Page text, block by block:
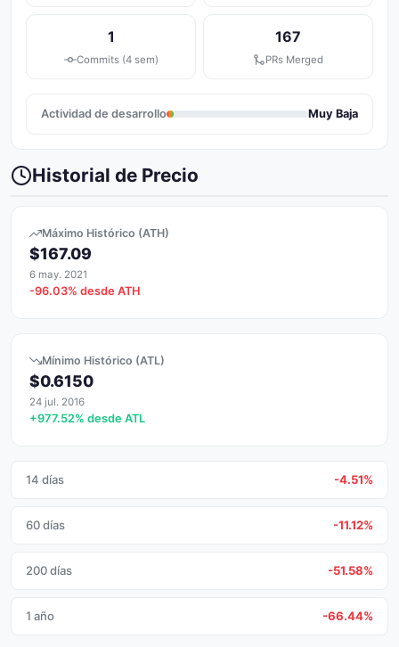
1
Commits (4 sem)
167
PRs Merged
Actividad de desarrollo Muy Baja
Historial de Precio
Máximo Histórico (ATH)
$167.09
6 may. 2021
-96.03% desde ATH
Mínimo Histórico (ATL)
$0.6150
24 jul. 2016
+977.52% desde ATL
14 días -4.51%
60 días -11.12%
200 días -51.58%
1 año -66.44%